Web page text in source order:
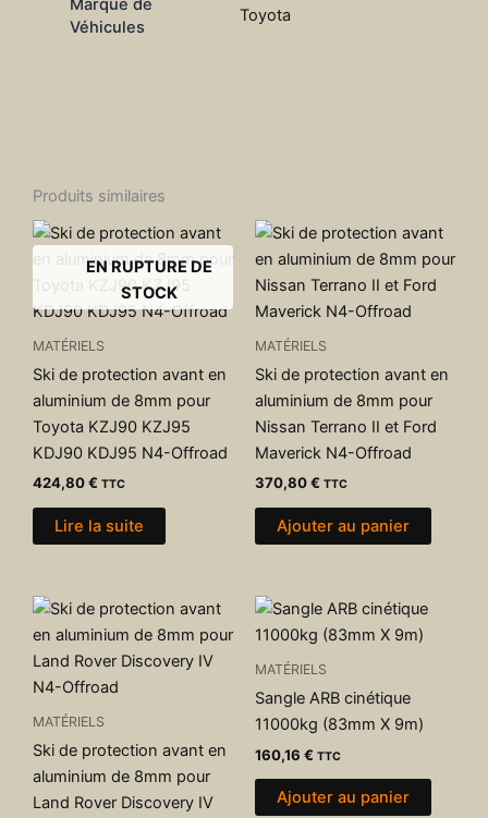
Marque de
Véhicules
Toyota
Produits similaires
EN RUPTURE DE
STOCK
MATÉRIELS
Ski de protection avant en
aluminium de 8mm pour
Toyota KZJ90 KZJ95
KDJ90 KDJ95 N4-Offroad
424,80€ TTC
Lire la suite
MATÉRIELS
Ski de protection avant en
aluminium de 8mm pour
Nissan Terrano II et Ford
Maverick N4-Offroad
370,80€ TTC
Ajouter au panier
MATÉRIELS
Ski de protection avant en
aluminium de 8mm pour
Land Rover Discovery IV
MATÉRIELS
Sangle ARB cinétique
11000kg (83mm X 9m)
160,16 € TTC
Ajouter au panier